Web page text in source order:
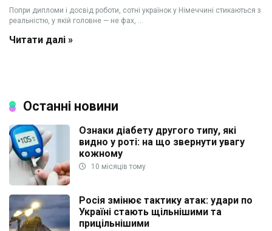
Попри дипломи і досвід роботи, сотні українок у Німеччині стикаються з
реальністю, у якій головне — не фах, ...
Читати далі »
Останні новини
Ознаки діабету другого типу, які
видно у роті: на що звернути увагу
кожному
10 місяців тому
Росія змінює тактику атак: удари по
Україні стають щільнішими та
прицільнішими